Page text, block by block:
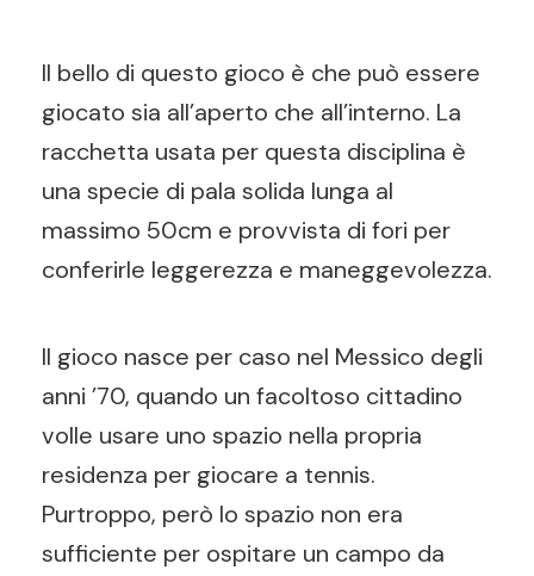
Il bello di questo gioco è che può essere
giocato sia all’aperto che all’interno. La
racchetta usata per questa disciplina è
una specie di pala solida lunga al
massimo 50cm e provvista di fori per
conferirle leggerezza e maneggevolezza.
Il gioco nasce per caso nel Messico degli
anni ’70, quando un facoltoso cittadino
volle usare uno spazio nella propria
residenza per giocare a tennis.
Purtroppo, però lo spazio non era
sufficiente per ospitare un campo da